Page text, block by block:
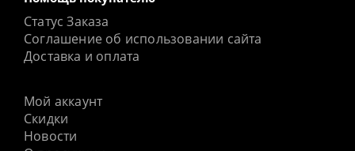
Статус Заказа
Соглашение об использовании сайта
Доставка и оплата
Мой аккаунт
Скидки
Новости